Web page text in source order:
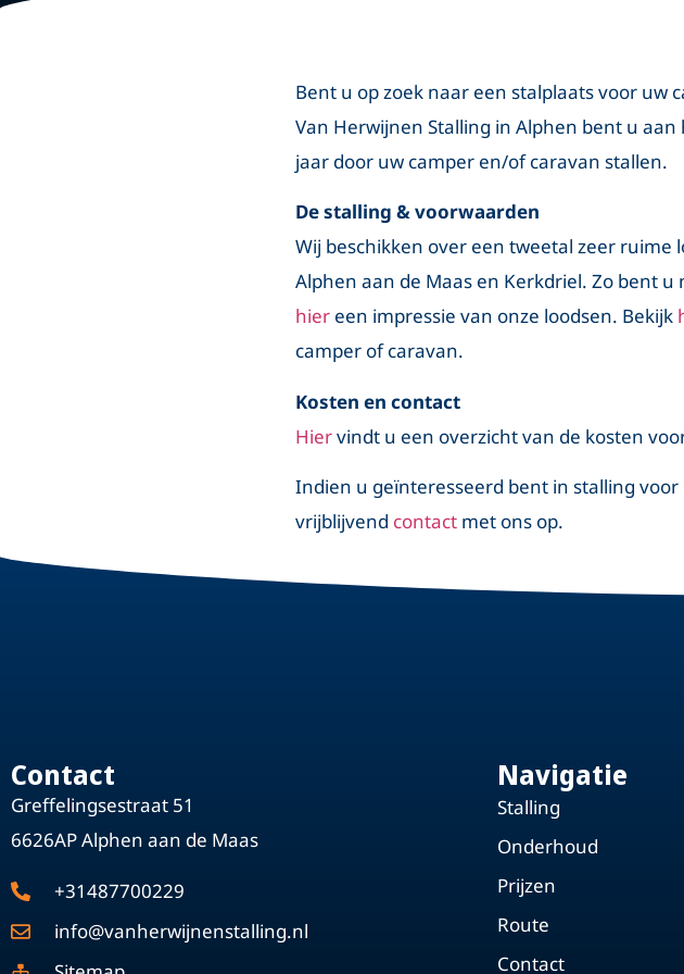
Bent u op zoek naar een stalplaats voor uw
Van Herwijnen Stalling in Alphen bent u
jaar door uw camper en/of caravan stallen.
De stalling & voorwaarden
Wij beschikken over een tweetal zeer
Alphen aan de Maas en Kerkdriel. Zo bent
hier een impressie van onze loodsen. Bekijk
camper of caravan.
Kosten en contact
Hiervindt u een overzicht van de kosten
Indien u geïnteresseerd bent in stalling
vrijblijvend contact met ons op.
Contact
Greffelingsestraat 51
6626AP Alphen aan de Maas
+31487700229
info@vanherwijnenstalling.nl
Navigatie
Stalling
Onderhoud
Prijzen
Route
Contact